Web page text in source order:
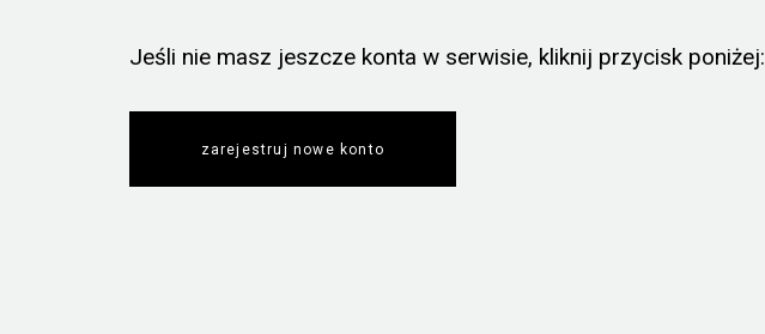
Jeśli nie masz jeszcze konta w serwisie, kliknij przycisk poniżej:
zarejestruj nowe konto